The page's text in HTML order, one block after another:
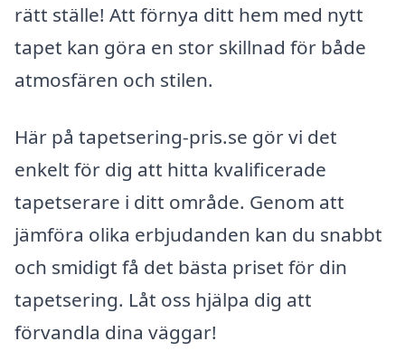
rätt ställe! Att förnya ditt hem med nytt
tapet kan göra en stor skillnad för både
atmosfären och stilen.
Här på tapetsering-pris.se gör vi det
enkelt för dig att hitta kvalificerade
tapetserare i ditt område. Genom att
jämföra olika erbjudanden kan du snabbt
och smidigt få det bästa priset för din
tapetsering. Låt oss hjälpa dig att
förvandla dina väggar!